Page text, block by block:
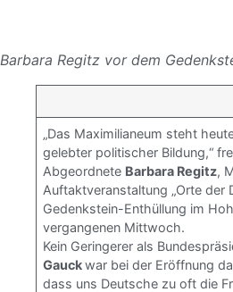
Barbara Regitz vor dem
„Das Maximilianeum steht
gelebter politischer Bildung,“
Abgeordnete Barbara Regitz,
Auftaktveranstaltung „Orte der
Gedenkstein-Enthüllung im
vergangenen Mittwoch.
Kein Geringerer als
Gauckwar bei der Eröffnung
dass uns Deutsche zu oft die